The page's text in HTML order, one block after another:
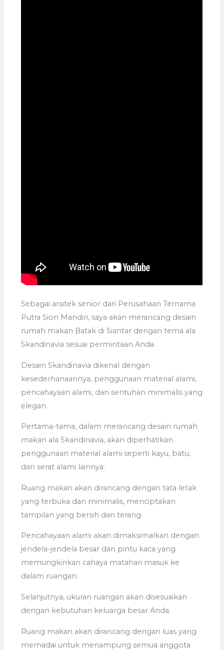
Sebagai arsitek senior dari Perusahaan Ternama
Putra Sion Mandiri, saya akan merancang desain
rumah makan Batak di Siantar dengan tema ala
Skandinavia sesuai permintaan Anda.
Desain Skandinavia dikenal dengan
kesederhanaannya, penggunaan material alami,
pencahayaan alami, dan sentuhan minimalis yang
elegan.
Pertama-tama, dalam merancang desain rumah
makan ala Skandinavia, akan diperhatikan
penggunaan material alami seperti kayu, batu,
dan serat alami lainnya.
Ruang makan akan dirancang dengan tata letak
yang terbuka dan minimalis, menciptakan
tampilan yang bersih dan terang.
Pencahayaan alami akan dimaksimalkan dengan
jendela-jendela besar dan pintu kaca yang
memungkinkan cahaya matahari masuk ke
dalam ruangan.
Selanjutnya, ukuran ruangan akan disesuaikan
dengan kebutuhan keluarga besar Anda.
Ruang makan akan dirancang dengan luas yang
memadai untuk menampung semua anggota